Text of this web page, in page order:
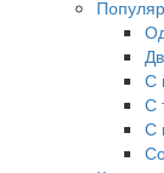
С
С
С